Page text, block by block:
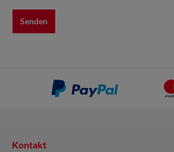
Senden
Kontakt